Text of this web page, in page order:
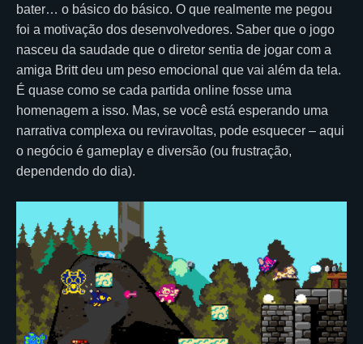
bater… o básico do básico. O que realmente me pegou
foi a motivação dos desenvolvedores. Saber que o jogo
nasceu da saudade que o diretor sentia de jogar com a
amiga Britt deu um peso emocional que vai além da tela.
É quase como se cada partida online fosse uma
homenagem a isso. Mas, se você está esperando uma
narrativa complexa ou reviravoltas, pode esquecer – aqui
o negócio é gameplay e diversão (ou frustração,
dependendo do dia).